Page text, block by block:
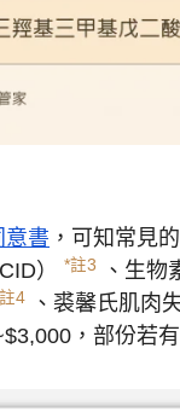
意書 ，可知常見
） *註3
、生物
4
、裘馨氏肌肉
，部份若